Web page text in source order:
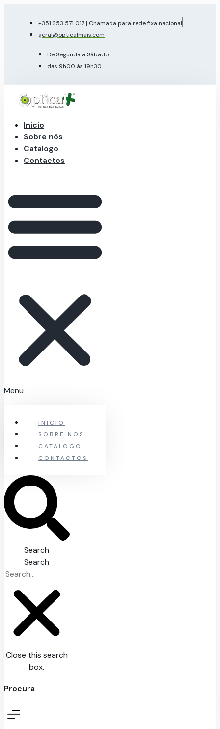
+351 253 571 017 | Chamada para rede fixa nacional
geral@opticalmais.com
De Segunda a Sábado
das 9h00 às 19h30
Inicio
Sobre nós
Catalogo
Contactos
Menu
INICIO
SOBRE NÓS
CATALOGO
CONTACTOS
Search
Search
Close this search
box.
Procura